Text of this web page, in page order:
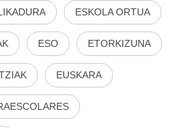
ESKOLA ORTUA
ESO ETORKIZUNA
EUSKARA